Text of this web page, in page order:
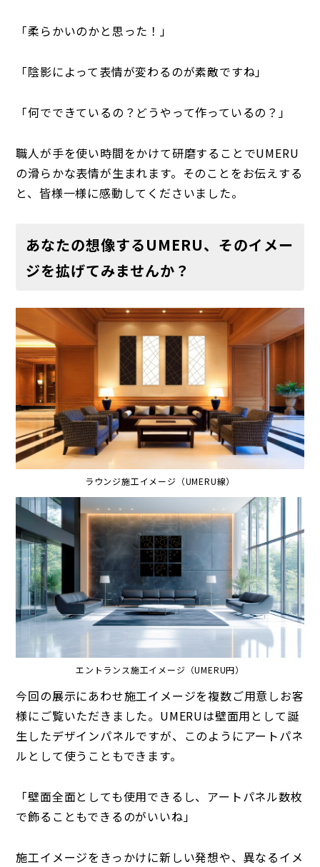
「柔らかいのかと思った！」
「陰影によって表情が変わるのが素敵ですね」
「何でできているの？どうやって作っているの？」
職人が手を使い時間をかけて研磨することでUMERU
の滑らかな表情が生まれます。そのことをお伝えする
と、皆様一様に感動してくださいました。
あなたの想像するUMERU、そのイメー
ジを拡げてみませんか？
ラウンジ施工イメージ（UMERU線）
エントランス施工イメージ（UMERU円）
今回の展示にあわせ施工イメージを複数ご用意しお客
様にご覧いただきました。UMERUは壁面用として誕
生したデザインパネルですが、このようにアートパネ
ルとして使うこともできます。
「壁面全面としても使用できるし、アートパネル数枚
で飾ることもできるのがいいね」
施工イメージをきっかけに新しい発想や、異なるイメ